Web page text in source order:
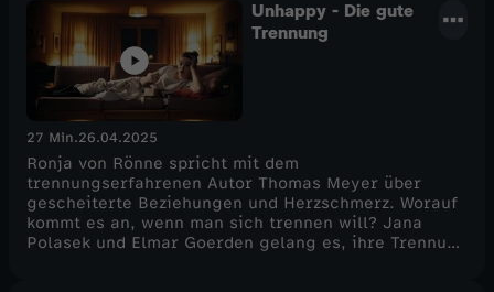
wieder Balance in ihr Leben.Unhappy - Die gute
Trennung
27 Min.26.04.2025
Ronja von Rönne spricht mit dem
trennungserfahrenen Autor Thomas Meyer über
gescheiterte Beziehungen und Herzschmerz. Worauf
kommt es an, wenn man sich trennen will? Jana
Polasek und Elmar Goerden gelang es, ihre Trennung